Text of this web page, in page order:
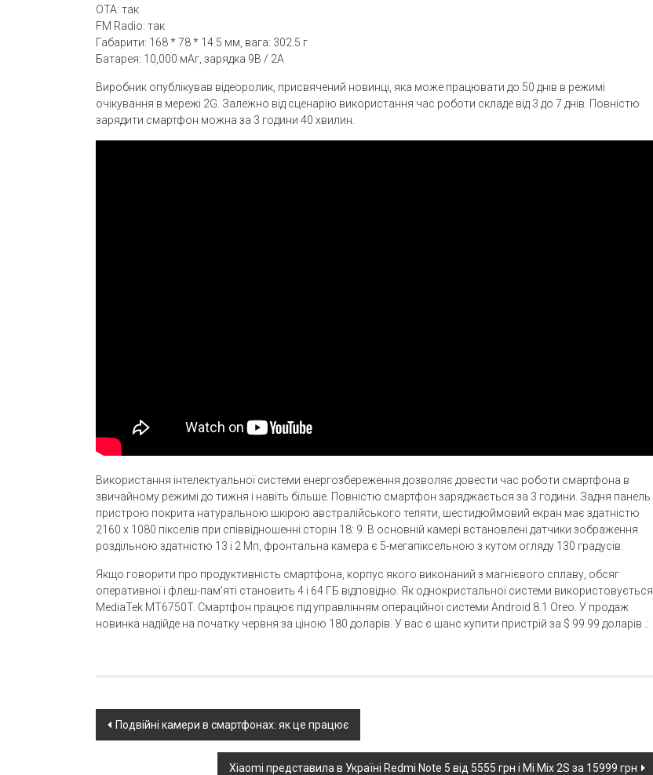
OTA: так
FM Radio: так
Габарити: 168 * 78 * 14.5 мм, вага: 302.5 г
Батарея: 10,000 мАг, зарядка 9В / 2А
Виробник опублікував відеоролик, присвячений новинці, яка може працювати до 50 днів в режимі
очікування в мережі 2G. Залежно від сценарію використання час роботи складе від 3 до 7 днів. Повністю
зарядити смартфон можна за 3 години 40 хвилин.
Використання інтелектуальної системи енергозбереження дозволяє довести час роботи смартфона в
звичайному режимі до тижня і навіть більше. Повністю смартфон заряджається за 3 години. Задня панель
пристрою покрита натуральною шкірою австралійського теляти, шестидюймовий екран має здатністю
2160 х 1080 пікселів при співвідношенні сторін 18: 9. В основній камері встановлені датчики зображення
роздільною здатністю 13 і 2 Мп, фронтальна камера є 5-мегапіксельною з кутом огляду 130 градусів.
Якщо говорити про продуктивність смартфона, корпус якого виконаний з магнієвого сплаву, обсяг
оперативної і флеш-пам’яті становить 4 і 64 ГБ відповідно. Як однокристальної системи використовується
MediaTek MT6750T. Смартфон працює під управлінням операційної системи Android 8.1 Оreo. У продаж
новинка надійде на початку червня за ціною 180 доларів. У вас є шанс купити пристрій за $ 99.99 доларів .:
Post
Подвійні камери в смартфонах: як це працює
Xiaomi представила в Україні Redmi Note 5 від 5555 грн і Mi Mix 2S за 15999 грн